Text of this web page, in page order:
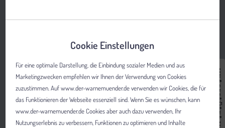
Cookie Einstellungen
Für eine optimale Darstellung, die Einbindung sozialer Medien und aus
Marketingzwecken empfehlen wir Ihnen der Verwendung von Cookies
zuzustimmen. Auf www.der-warnemuender.de verwenden wir Cookies, die für
das Funktionieren der Webseite essenziell sind. Wenn Sie es wünschen, kann
www.der-warnemuender.de Cookies aber auch dazu verwenden, Ihr
Nutzungserlebnis zu verbessern, Funktionen zu optimieren und Inhalte